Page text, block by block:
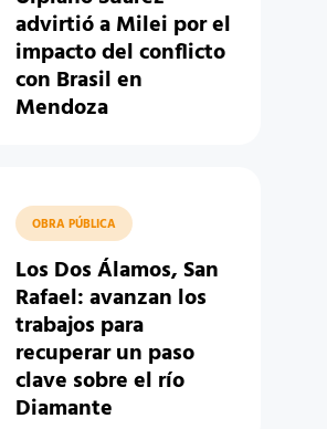
advirtió a Milei por el
impacto del conflicto
con Brasil en
Mendoza
OBRA PÚBLICA
Los Dos Álamos, San
Rafael: avanzan los
trabajos para
recuperar un paso
clave sobre el río
Diamante